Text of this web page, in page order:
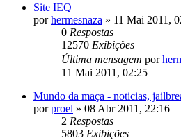
Site IEQ
porhermesnaza » 11 Mai 2011,
0 Respostas
12570 Exibições
Última mensagem por
11 Mai 2011, 02:25
Mundo da maça - noticias,
porproel » 08 Abr 2011, 22:16
2 Respostas
5803 Exibições